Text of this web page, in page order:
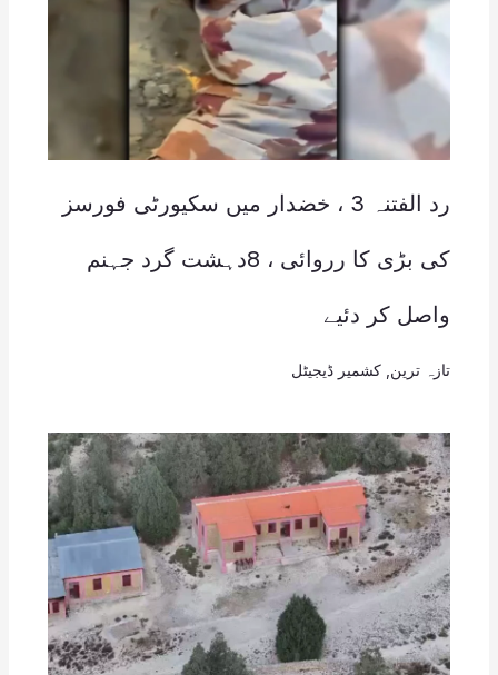
رد الفتنہ 3 ، خضدار میں سکیورٹی فورسز
کی بڑی کا رروائی ، 8دہشت گرد جہنم
واصل کر دئیے
تازہ ترین کشمیر ڈیجیٹل